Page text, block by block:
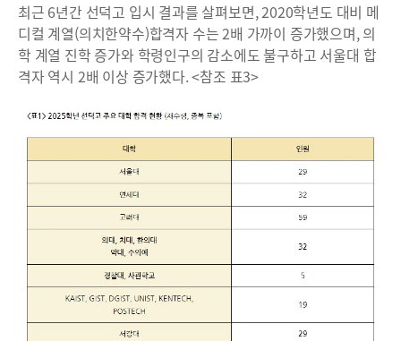
최근 6년간 선덕고 입시 결과를 살펴보면, 2020학년도 대비 메
디컬 계열(의치한약수)합격자 수는 2배 가까이 증가했으며, 의
학 계열 진학 증가와 학령인구의 감소에도 불구하고 서울대 합
격자 역시 2배 이상 증가했다. <참조 표3>